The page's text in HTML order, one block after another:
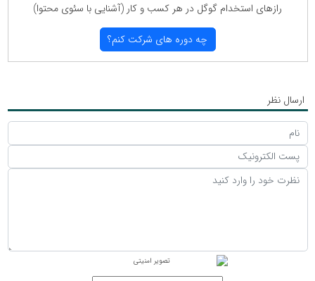
رازهای استخدام گوگل در هر كسب و كار (آشنایی با سئوی محتوا)
چه دوره های شركت كنم؟
ارسال نظر